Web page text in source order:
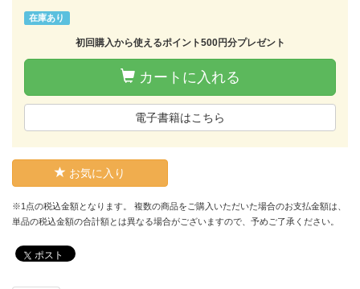
在庫あり
初回購入から使えるポイント500円分プレゼント
カートに入れる
電子書籍はこちら
お気に入り
※1点の税込金額となります。 複数の商品をご購入いただいた場合のお支払金額は、
単品の税込金額の合計額とは異なる場合がございますので、予めご了承ください。
ポスト